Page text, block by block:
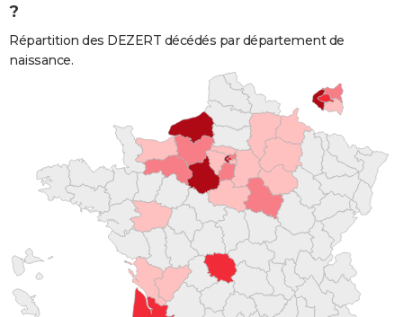
?
Répartition des DEZERT décédés par département de
naissance.